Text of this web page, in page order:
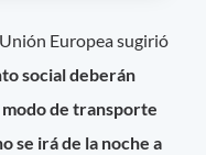
Europea sugirió
social deberán
de transporte
se irá de la noche a